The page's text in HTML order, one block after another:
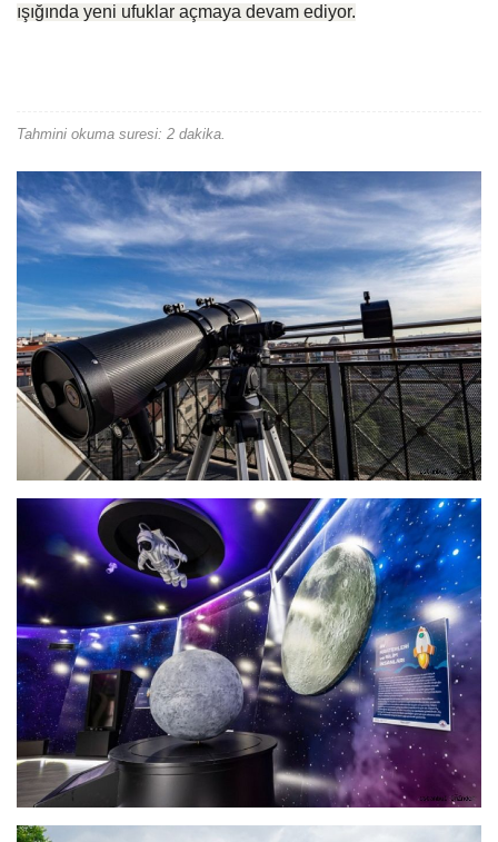
ışığında yeni ufuklar açmaya devam ediyor.
Tahmini okuma suresi: 2 dakika.